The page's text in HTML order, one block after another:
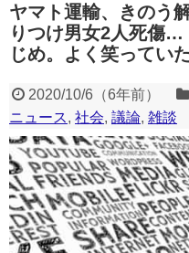
ヤマト運輸、きのう
りつけ男女2人死傷
じめ。よく笑ってい
2020/10/6（6年前）
ニュース, 社会, 議論, 雑談